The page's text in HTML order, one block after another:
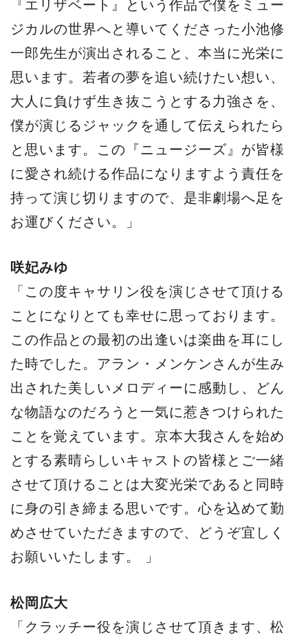
『エリザベート』という作品で僕をミュー
ジカルの世界へと導いてくださった小池修
一郎先生が演出されること、本当に光栄に
思います。若者の夢を追い続けたい想い、
大人に負けず生き抜こうとする力強さを、
僕が演じるジャックを通して伝えられたら
と思います。この『ニュージーズ』が皆様
に愛され続ける作品になりますよう責任を
持って演じ切りますので、是非劇場へ足を
お運びください。」
咲妃みゆ
「この度キャサリン役を演じさせて頂ける
ことになりとても幸せに思っております。
この作品との最初の出逢いは楽曲を耳にし
た時でした。アラン・メンケンさんが生み
出された美しいメロディーに感動し、どん
な物語なのだろうと一気に惹きつけられた
ことを覚えています。京本大我さんを始め
とする素晴らしいキャストの皆様とご一緒
させて頂けることは大変光栄であると同時
に身の引き締まる思いです。心を込めて勤
めさせていただきますので、どうぞ宜しく
お願いいたします。 」
松岡広大
「クラッチー役を演じさせて頂きます、松